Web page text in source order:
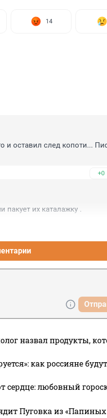
14
и оставил след копоти...
+0
их каталажку .
назвал продукты,
как россияне будут
сердце: любовный
Пуговка из «Папиных